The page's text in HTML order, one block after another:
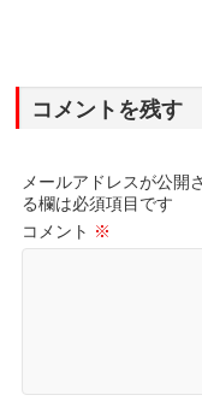
コメントを残す
メールアドレスが公開
る欄は必須項目です
コメント ※